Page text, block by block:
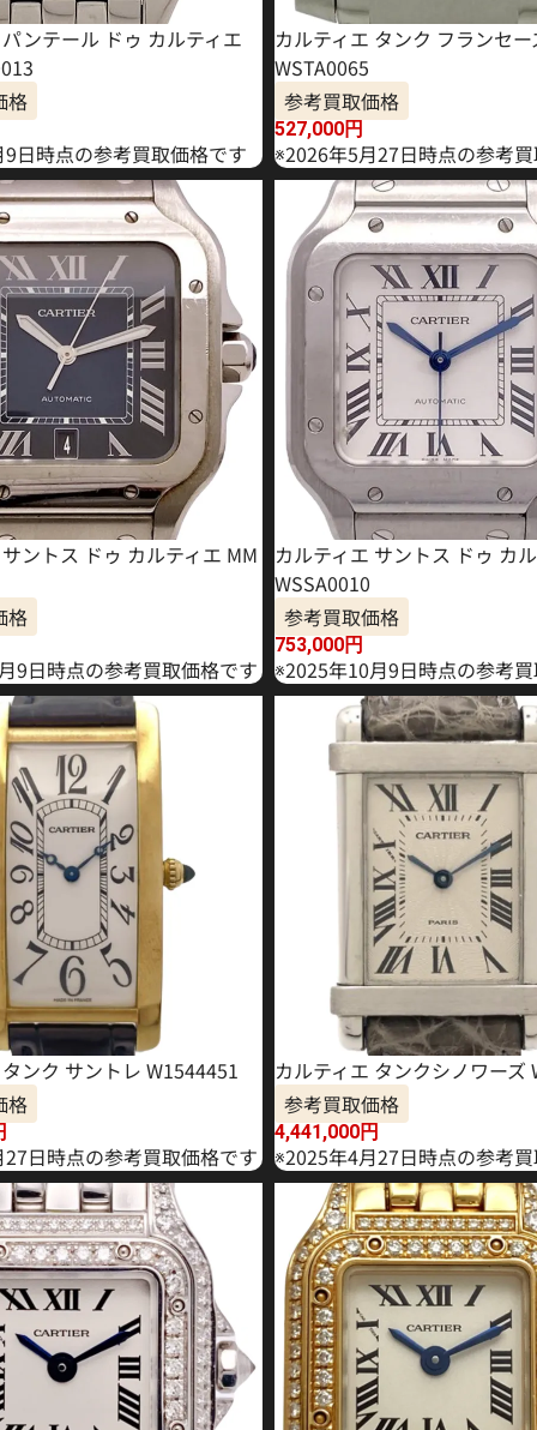
ンテール ドゥ カルティエ
格
日時点の参考買取価格です
カルティエ タンク フランセー
WSTA0065
参考買取価格
527,000円
※2026年5月27日時点の参考
ントス ドゥ カルティエ MM
格
9日時点の参考買取価格です
カルティエ サントス ドゥ カ
WSSA0010
参考買取価格
753,000円
※2025年10月9日時点の参考
ンク サントレ W1544451
格
日時点の参考買取価格です
カルティエ タンクシノワーズ
参考買取価格
4,441,000円
※2025年4月27日時点の参考